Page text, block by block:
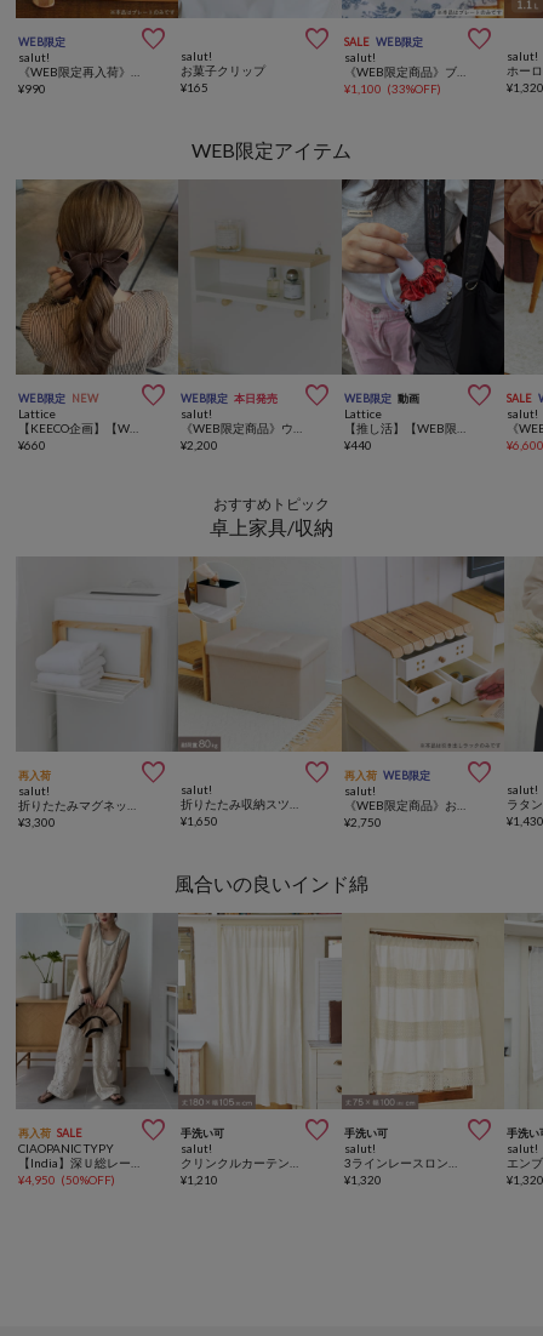
WEB限定 
salut!
¥990

salut!
お菓子クリップ
¥165
SALE WEB限定 
salut!
《WEB限定商品》ブルーブランプレート：21cm
¥1,100 (33%OFF)
salut!
¥
WEB限定アイテム
WEB限定 NEW 
Lattice
¥660
WEB限定 本日発売 
salut!
¥2,200
WEB限定 動画 
Lattice
¥440
SALE
salut!
¥
おすすめトピック
卓上家具/収納
再入荷 
salut!
¥3,300

salut!
¥1,650
再入荷 WEB限定 
salut!
¥2,750
salut!
¥
風合いの良いインド綿
再入荷 SALE 
CIAOPANIC TYPY
¥4,950 (50%OFF)
手洗い可 
salut!
¥1,210
手洗い可 
salut!
¥1,320
手洗い
salut!
¥